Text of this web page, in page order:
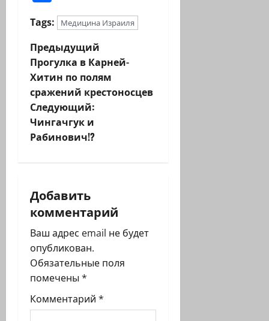
Tags: Медицина Израиля
Н
а
в
и
ц
и
я
з
а
Предыдущий
Прогулка в Карней-
Хитин по полям
сражений крестоносцев
Следующий:
Чингачгук и
Рабинович!?
Добавить
комментарий
Ваш адрес email не будет
опубликован.
Обязательные поля
помечены *
Комментарий *